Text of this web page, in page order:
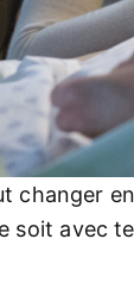
changer
soit avec